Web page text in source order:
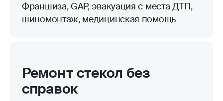
Франшиза, GAP, эвакуация с места ДТП,
шиномонтаж, медицинская помощь
Ремонт стекол без
справок